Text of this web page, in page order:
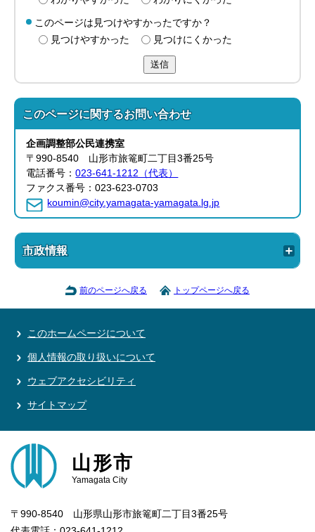
このページは見つけやすかったですか？
見つけやすかった
見つけにくかった
送信
このページに関するお問い合わせ
企画調整部公民連携室
〒990-8540 山形市旅篭町二丁目3番25号
電話番号：023-641-1212（代表）
ファクス番号：023-623-0703
koumin@city.yamagata-yamagata.lg.jp
市政情報
前のページへ戻る トップページへ戻る
このホームページについて
個人情報の取り扱いについて
ウェブアクセシビリティ
サイトマップ
山形市
Yamagata City
〒990-8540 山形県山形市旅篭町二丁目3番25号